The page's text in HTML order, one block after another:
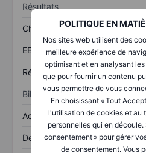
POLITIQUE EN
Nos sites web utilisent des
meilleure expérience de
optimisant et en analysant
que pour fournir un contenu
vous permettre de vous
En choisissant « Tout
l'utilisation de cookies et au
personnelles qui en
consentement » pour gérer
de consentement. Vous
Résultats
Chiffre d’affaires
EBITDA
Résultat net
Bilan
Actifs totaux
Dette totale